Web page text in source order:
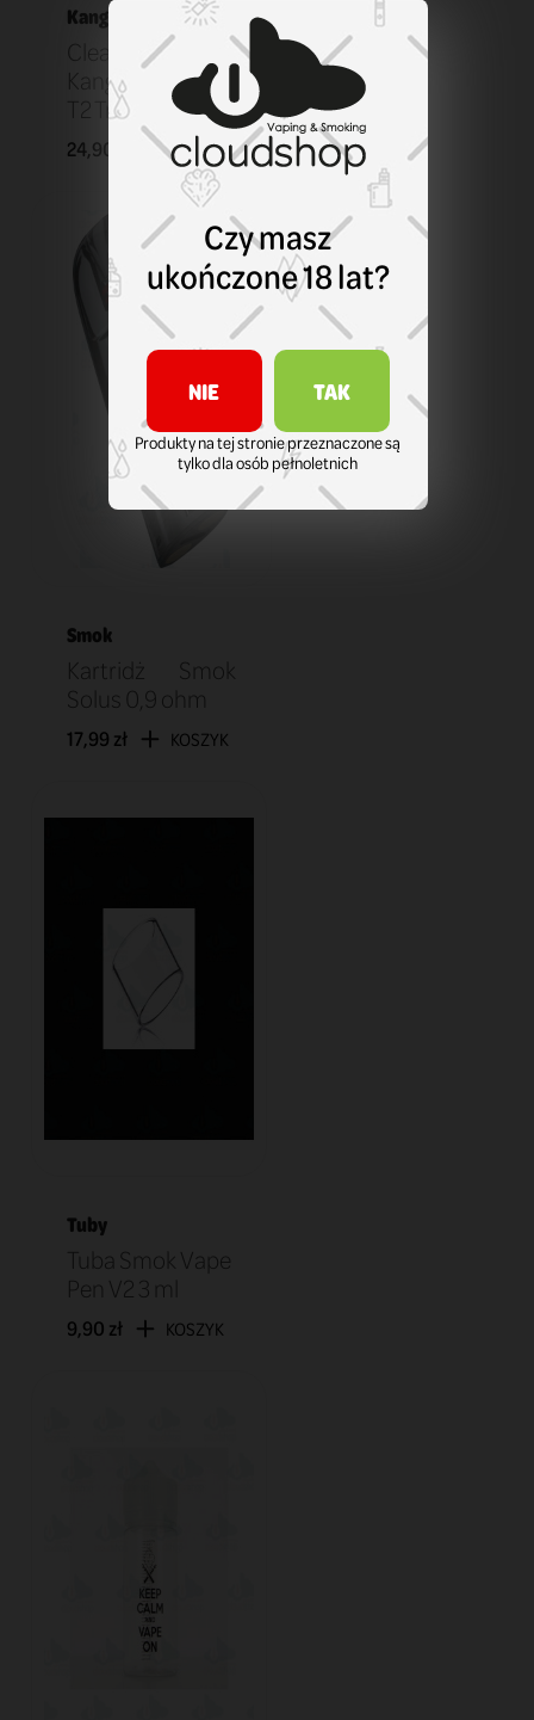
Kangertech
Clearomizer
KangerTech EGO
T2 Transparent
24,90 zł KOSZYK
Smok
Kartridż Smok
Solus 0,9 ohm
17,99 zł KOSZYK
Tuby
Tuba Smok Vape
Pen V2 3 ml
9,90 zł KOSZYK
Czy masz
ukończone 18 lat?
NIE TAK
Produkty na tej stronie przeznaczone są
tylko dla osób pełnoletnich